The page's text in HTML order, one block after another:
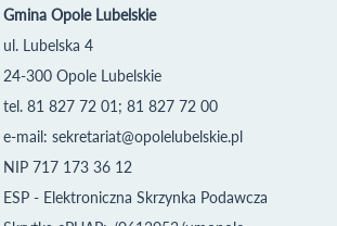
Gmina Opole Lubelskie
ul. Lubelska 4
24-300 Opole Lubelskie
tel. 81 827 72 01; 81 827 72 00
e-mail: sekretariat@opolelubelskie.pl
NIP 717 173 36 12
ESP - Elektroniczna Skrzynka Podawcza